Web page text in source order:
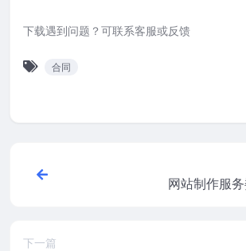
下载遇到问题？可联系客服或反馈
合同
网站制作服
下一篇